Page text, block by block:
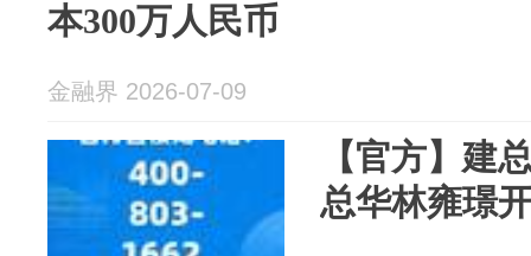
本300万人民币
金融界 2026-07-09
【官方】建
总华林雍璟